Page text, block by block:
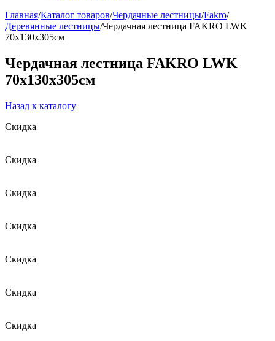
Главная/Каталог товаров/Чердачные лестницы/Fakro/
Деревянные лестницы/Чердачная лестница FAKRO LWK
70х130х305см
Чердачная лестница FAKRO LWK
70х130х305см
Назад к каталогу
Скидка
Скидка
Скидка
Скидка
Скидка
Скидка
Скидка